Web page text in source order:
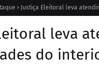
Justiça Eleitoral leva
leva
do